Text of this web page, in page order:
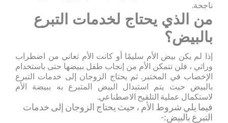
ناجحة.
من الذي يحتاج لخدمات التبرع
بالبيض؟
إذا لم يكن بيض الأم سليمًا أو كانت الأم تعاني من اضطراب
وراثي ، فلن تتمكن الأم من إنجاب طفل ببيضها حتى باستخدام
الإخصاب في المختبر. ثم يحتاج الزوجان إلى خدمات التبرع
بالبيض حيث يتم استبدال البيض المتبرع به ببيضة الأم
لاستكمال عملية التلقيح الاصطناعي.
فيما يلي شروط الأم ، حيث يحتاج الزوجان إلى خدمات
التبرع بالبيض:-